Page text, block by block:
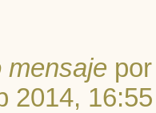
mensaje
2014, 16:55